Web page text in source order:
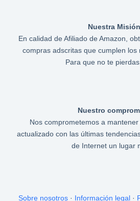
Nuestra Misión
En calidad de Afiliado de Amazon,
compras adscritas que cumplen los
Para que no te pierdas
Nuestro
Nos comprometemos a
actualizado con las últimas
de Internet un lugar
Sobre nosotros· Información legal·